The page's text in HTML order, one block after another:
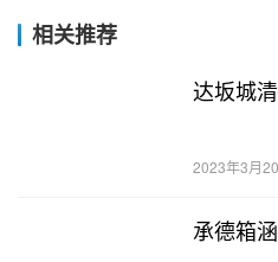
相关推荐
达坂城
2023年3月
承德箱